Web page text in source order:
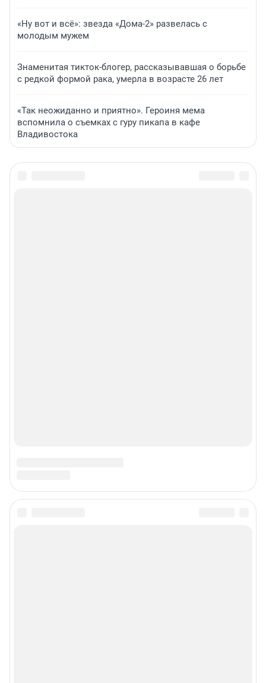
«Ну вот и всё»: звезда «Дома-2» развелась с
молодым мужем
Знаменитая тикток-блогер, рассказывавшая о борьбе
с редкой формой рака, умерла в возрасте 26 лет
«Так неожиданно и приятно». Героиня мема
вспомнила о съемках с гуру пикапа в кафе
Владивостока